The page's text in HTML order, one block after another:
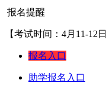
报名提醒
【考试时间：4月11-12日
报名入口
助学报名入口